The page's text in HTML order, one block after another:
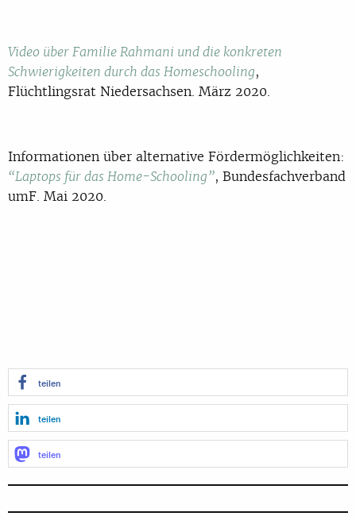
Video über Familie Rahmani und die konkreten
Schwierigkeiten durch das Homeschooling,
Flüchtlingsrat Niedersachsen. März 2020.
Informationen über alternative Fördermöglichkeiten:
“Laptops für das Home-Schooling”, Bundesfachverband
umF. Mai 2020.
teilen
teilen
teilen